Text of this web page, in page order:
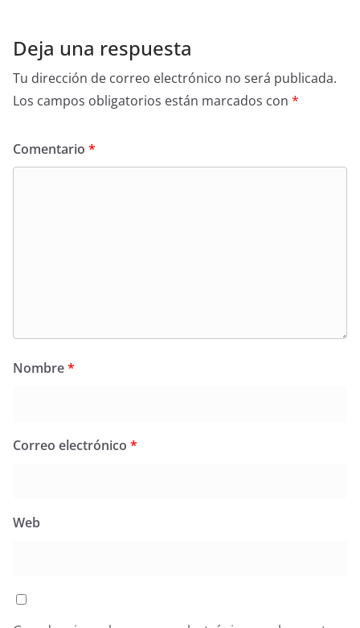
Deja una respuesta
Tu dirección de correo electrónico no será publicada.
Los campos obligatorios están marcados con *
Comentario *
Nombre*
Correo electrónico *
Web